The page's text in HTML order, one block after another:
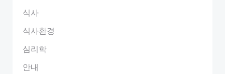
식사
식사환경
심리학
안내